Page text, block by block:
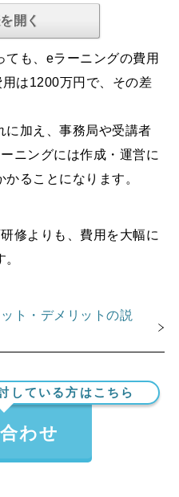
開く
ても、eラーニングの費用
は1200万円で、その差
に加え、事務局や受講者
ニングには作成・運営に
ることになります。
修よりも、費用を大幅に
ト・デメリットの説
している方はこちら
わせ